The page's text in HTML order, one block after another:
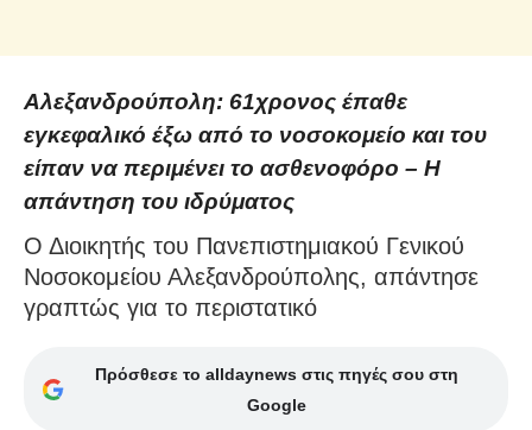
Αλεξανδρούπολη: 61χρονος έπαθε
εγκεφαλικό έξω από το νοσοκομείο και του
είπαν να περιμένει το ασθενοφόρο – Η
απάντηση του ιδρύματος
Ο Διοικητής του Πανεπιστημιακού Γενικού
Νοσοκομείου Αλεξανδρούπολης, απάντησε
γραπτώς για το περιστατικό
Πρόσθεσε το alldaynews στις πηγές σου στη
Google